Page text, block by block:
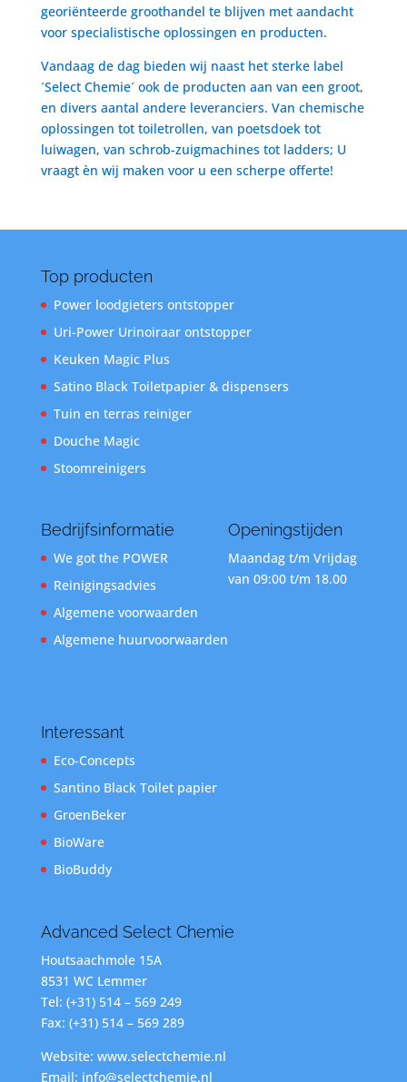
georiënteerde groothandel te blijven met aandacht
voor specialistische oplossingen en producten.
Vandaag de dag bieden wij naast het sterke label
´Select Chemie´ ook de producten aan van een groot,
en divers aantal andere leveranciers. Van chemische
oplossingen tot toiletrollen, van poetsdoek tot
luiwagen, van schrob-zuigmachines tot ladders; U
vraagt èn wij maken voor u een scherpe offerte!
Top producten
Power loodgieters ontstopper
Uri-Power Urinoiraar ontstopper
Keuken Magic Plus
Satino Black Toiletpapier & dispensers
Tuin en terras reiniger
Douche Magic
Stoomreinigers
Bedrijfsinformatie
We got the POWER
Reinigingsadvies
Algemene voorwaarden
Algemene huurvoorwaarden
Openingstijden
Maandag t/m Vrijdag
van 09:00 t/m 18.00
Interessant
Eco-Concepts
Santino Black Toilet papier
GroenBeker
BioWare
BioBuddy
Advanced Select Chemie
Houtsaachmole 15A
8531 WC Lemmer
Tel: (+31) 514 – 569 249
Fax: (+31) 514 – 569 289
Website: www.selectchemie.nl
Email: info@selectchemie.nl